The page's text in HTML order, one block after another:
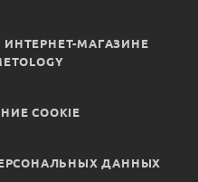
ИНТЕРНЕТ-МАГАЗИНЕ
COOKIE
ДАННЫХ